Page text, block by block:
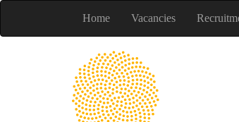
Home Vacancies